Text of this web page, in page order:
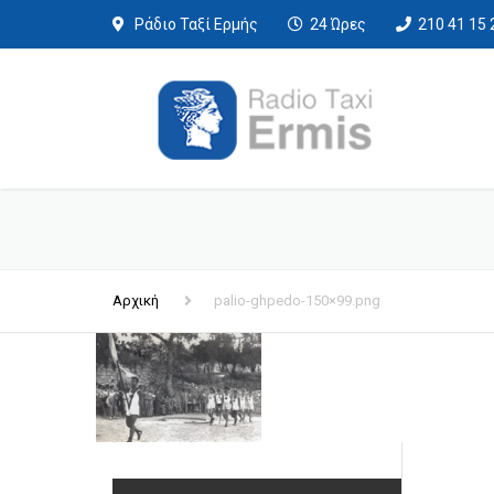
Ράδιο Ταξί Ερμής 24 Ώρες 210 41 15
Αρχική palio-ghpedo-150×99.png